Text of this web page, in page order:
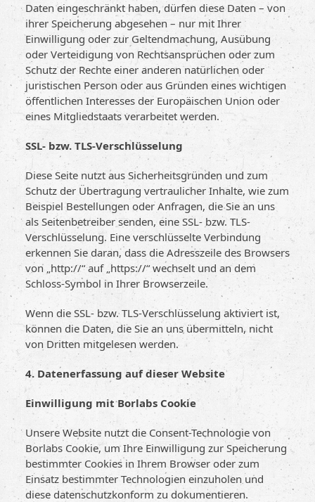
Daten eingeschränkt haben, dürfen diese Daten – von
ihrer Speicherung abgesehen – nur mit Ihrer
Einwilligung oder zur Geltendmachung, Ausübung
oder Verteidigung von Rechtsansprüchen oder zum
Schutz der Rechte einer anderen natürlichen oder
juristischen Person oder aus Gründen eines wichtigen
öffentlichen Interesses der Europäischen Union oder
eines Mitgliedstaats verarbeitet werden.
SSL- bzw. TLS-Verschlüsselung
Diese Seite nutzt aus Sicherheitsgründen und zum
Schutz der Übertragung vertraulicher Inhalte, wie zum
Beispiel Bestellungen oder Anfragen, die Sie an uns
als Seitenbetreiber senden, eine SSL- bzw. TLS-
Verschlüsselung. Eine verschlüsselte Verbindung
erkennen Sie daran, dass die Adresszeile des Browsers
von „http://“ auf „https://“ wechselt und an dem
Schloss-Symbol in Ihrer Browserzeile.
Wenn die SSL- bzw. TLS-Verschlüsselung aktiviert ist,
können die Daten, die Sie an uns übermitteln, nicht
von Dritten mitgelesen werden.
4. Datenerfassung auf dieser Website
Einwilligung mit Borlabs Cookie
Unsere Website nutzt die Consent-Technologie von
Borlabs Cookie, um Ihre Einwilligung zur Speicherung
bestimmter Cookies in Ihrem Browser oder zum
Einsatz bestimmter Technologien einzuholen und
diese datenschutzkonform zu dokumentieren.